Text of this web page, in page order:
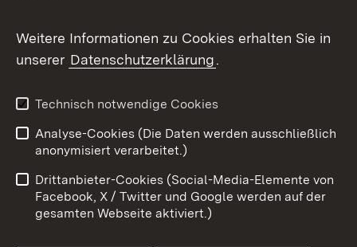
X / Twitter
Youtube
Impressum
Kontakt
Barrierefreiheit
Datenschutz
Cookies
Weitere Informationen zu Cookies erhalten Sie in
unserer Datenschutzerklärung.
Technisch notwendige Cookies
Analyse-Cookies (Die Daten werden ausschließlich
anonymisiert verarbeitet.)
Drittanbieter-Cookies (Social-Media-Elemente von
Facebook, X / Twitter und Google werden auf der
gesamten Webseite aktiviert.)